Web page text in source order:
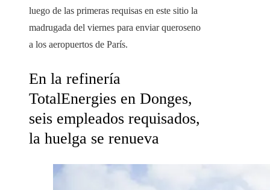
luego de las primeras requisas en este sitio la
madrugada del viernes para enviar queroseno
a los aeropuertos de París.
En la refinería
TotalEnergies en Donges,
seis empleados requisados,
la huelga se renueva